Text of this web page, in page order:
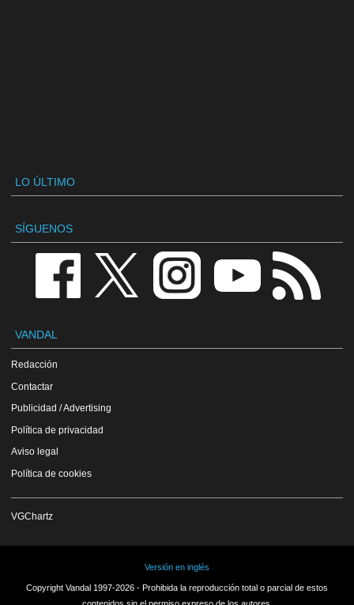
LO ÚLTIMO
SÍGUENOS
VANDAL
Redacción
Contactar
Publicidad / Advertising
Política de privacidad
Aviso legal
Política de cookies
VGChartz
Versión en inglés
Copyright Vandal 1997-2026 - Prohibida la reproducción total o parcial de estos